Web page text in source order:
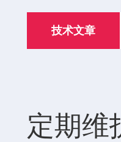
技术文章
定期维